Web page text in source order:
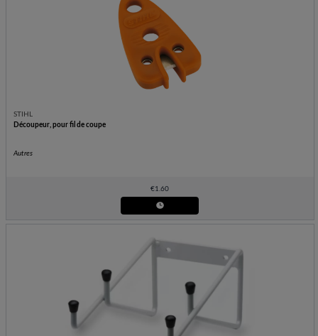
STIHL
Découpeur, pour fil de coupe
Autres
€1.60